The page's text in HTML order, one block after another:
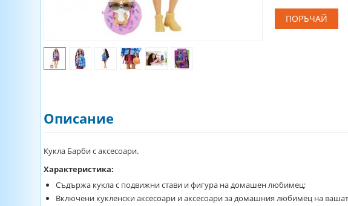
ПОРЪЧАЙ
Описание
Кукла Барби с аксесоари.
Характеристика:
Съдържа кукла с подвижни стави и фигура на домашен любимец;
Включени кукленски аксесоари и аксесоари за домашния любимец на